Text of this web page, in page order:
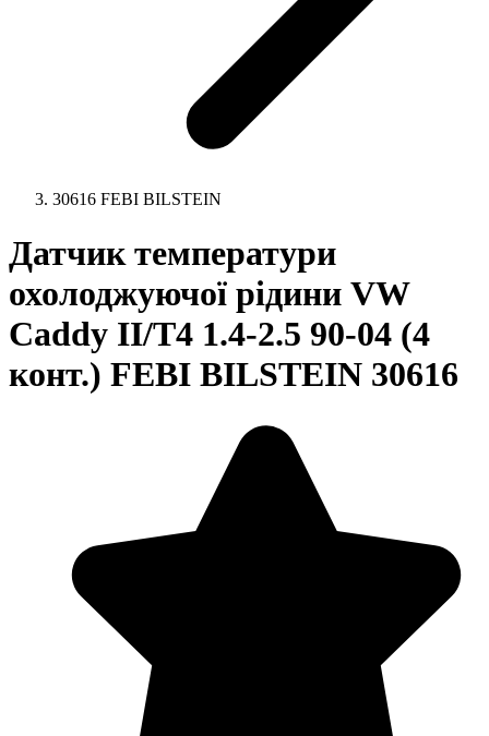
30616 FEBI BILSTEIN
Датчик температури
охолоджуючої рідини VW
Caddy II/T4 1.4-2.5 90-04 (4
конт.) FEBI BILSTEIN 30616